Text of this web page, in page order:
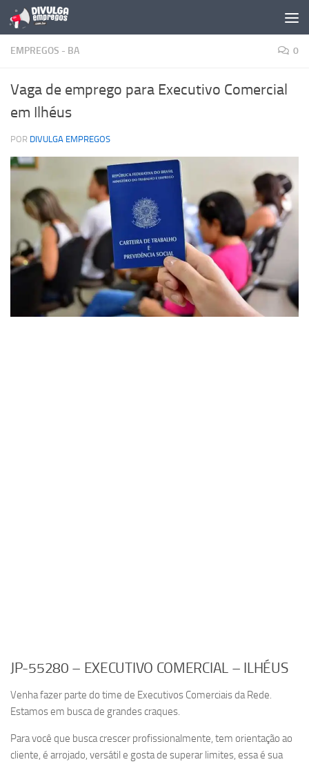
Skip to content
EMPREGOS - BA 0
Vaga de emprego para Executivo Comercial
em Ilhéus
POR DIVULGA EMPREGOS
JP-55280 – EXECUTIVO COMERCIAL – ILHÉUS
Venha fazer parte do time de Executivos Comerciais da Rede.
Estamos em busca de grandes craques.
Para você que busca crescer profissionalmente, tem orientação ao
cliente, é arrojado, versátil e gosta de superar limites, essa é sua